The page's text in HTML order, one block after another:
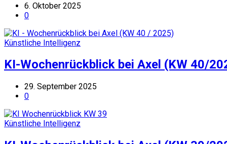
6. Oktober 2025
0
Künstliche Intelligenz
KI-Wochenrückblick bei Axel (KW 40/
29. September 2025
0
Künstliche Intelligenz